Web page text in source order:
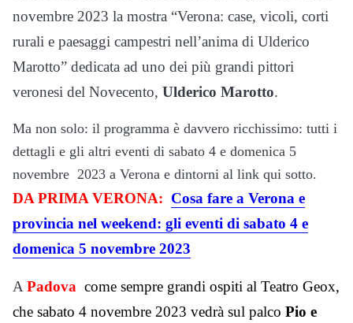
novembre 2023 la mostra “Verona: case, vicoli, corti
rurali e paesaggi campestri nell’anima di Ulderico
Marotto” dedicata ad uno dei più grandi pittori
veronesi del Novecento, Ulderico Marotto.
Ma non solo: il programma è davvero ricchissimo: tutti i
dettagli e gli altri eventi di sabato 4 e domenica 5
novembre 2023 a Verona e dintorni al link qui sotto.
DA PRIMA VERONA: Cosa fare a Verona e
provincia nel weekend: gli eventi di sabato 4 e
domenica 5 novembre 2023
A Padova come sempre grandi ospiti al Teatro Geox,
che sabato 4 novembre 2023 vedrà sul palco Pio e